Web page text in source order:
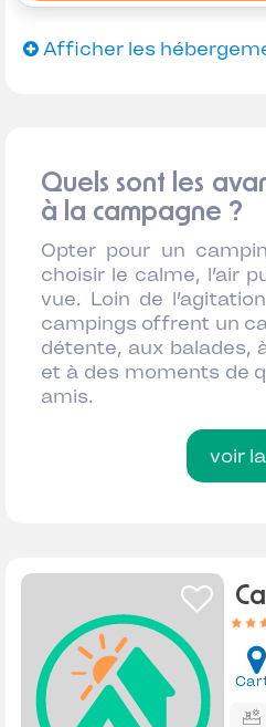
Afficher les
Quels sont les
à la campagne ?
Opter pour un
choisir le calme, l’air
vue. Loin de
campings offrent un
détente, aux balades,
et à des moments de
amis.
voir